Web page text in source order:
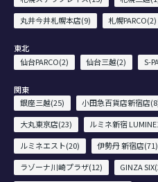
丸井今井札幌本店(9)
札幌PARCO(2)
東北
仙台PARCO(2)
仙台三越(2) S-
関東
銀座三越(25)
小田急百貨店新宿店
大丸東京店(23)
ルミネ新宿
ルミネエスト(20)
伊勢丹 新宿店(71)
ラゾーナ川崎プラザ(12)
GINZA